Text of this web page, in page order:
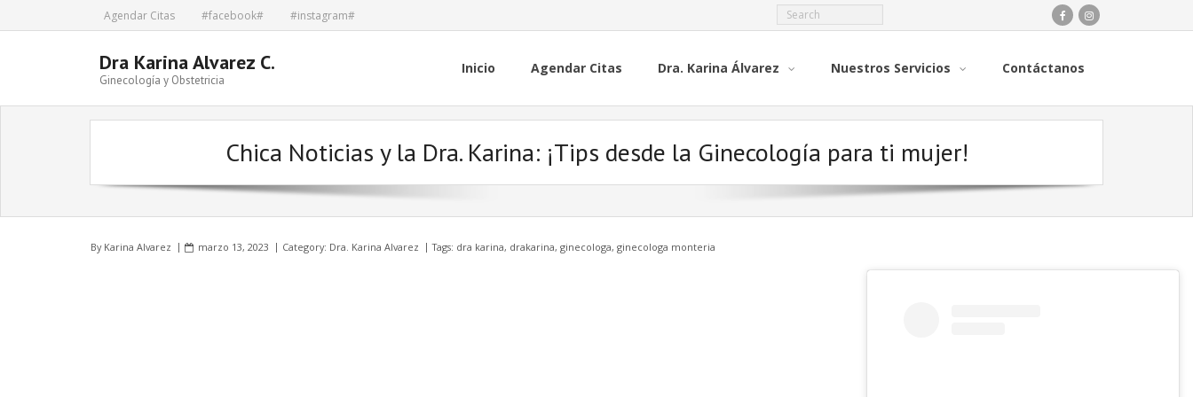
Agendar Citas #facebook# #instagram#
Dra Karina Alvarez C.
Ginecología y Obstetricia
Inicio Agendar Citas Dra. Karina Álvarez Nuestros Servicios Contáctanos
Chica Noticias y la Dra. Karina: ¡Tips desde la Ginecología para ti mujer!
By Karina Alvarez marzo 13, 2023 Category: Dra. Karina Alvarez Tags: dra karina, drakarina, ginecologa, ginecologa monteria